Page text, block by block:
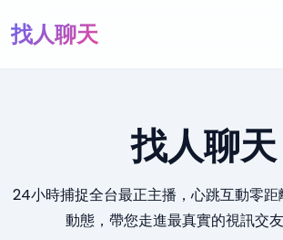
找人聊天
找人聊天
24小時捕捉全台最正主播，心跳互動零
動態，帶您走進最真實的視訊交友